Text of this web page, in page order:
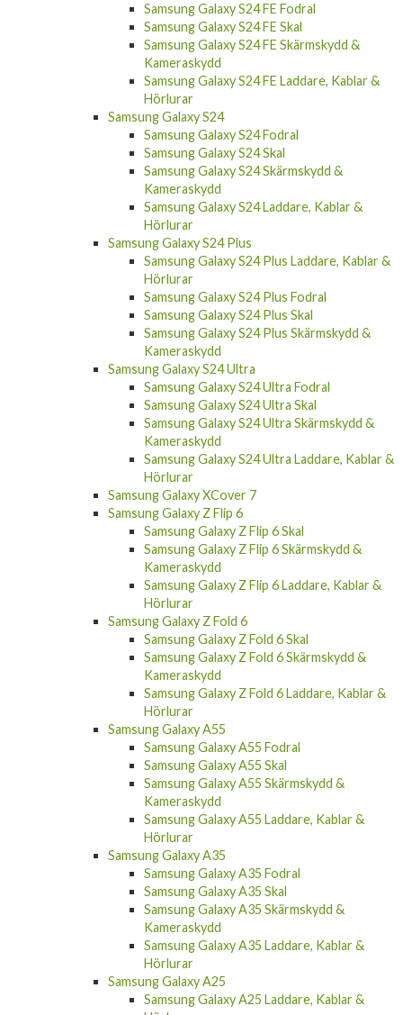
Samsung Galaxy S24 FE Fodral
Samsung Galaxy S24 FE Skal
Samsung Galaxy S24 FE Skärmskydd &
Kameraskydd
Samsung Galaxy S24 FE Laddare, Kablar &
Hörlurar
Samsung Galaxy S24
Samsung Galaxy S24 Fodral
Samsung Galaxy S24 Skal
Samsung Galaxy S24 Skärmskydd &
Kameraskydd
Samsung Galaxy S24 Laddare, Kablar &
Hörlurar
Samsung Galaxy S24 Plus
Samsung Galaxy S24 Plus Laddare, Kablar &
Hörlurar
Samsung Galaxy S24 Plus Fodral
Samsung Galaxy S24 Plus Skal
Samsung Galaxy S24 Plus Skärmskydd &
Kameraskydd
Samsung Galaxy S24 Ultra
Samsung Galaxy S24 Ultra Fodral
Samsung Galaxy S24 Ultra Skal
Samsung Galaxy S24 Ultra Skärmskydd &
Kameraskydd
Samsung Galaxy S24 Ultra Laddare, Kablar &
Hörlurar
Samsung Galaxy XCover 7
Samsung Galaxy Z Flip 6
Samsung Galaxy Z Flip 6 Skal
Samsung Galaxy Z Flip 6 Skärmskydd &
Kameraskydd
Samsung Galaxy Z Flip 6 Laddare, Kablar &
Hörlurar
Samsung Galaxy Z Fold 6
Samsung Galaxy Z Fold 6 Skal
Samsung Galaxy Z Fold 6 Skärmskydd &
Kameraskydd
Samsung Galaxy Z Fold 6 Laddare, Kablar &
Hörlurar
Samsung Galaxy A55
Samsung Galaxy A55 Fodral
Samsung Galaxy A55 Skal
Samsung Galaxy A55 Skärmskydd &
Kameraskydd
Samsung Galaxy A55 Laddare, Kablar &
Hörlurar
Samsung Galaxy A35
Samsung Galaxy A35 Fodral
Samsung Galaxy A35 Skal
Samsung Galaxy A35 Skärmskydd &
Kameraskydd
Samsung Galaxy A35 Laddare, Kablar &
Hörlurar
Samsung Galaxy A25
Samsung Galaxy A25 Laddare, Kablar &